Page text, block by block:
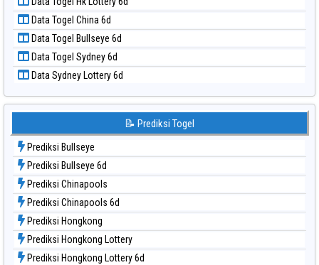
Data Togel North Carolina Day
Data Togel Pcso
Data Togel Sao Paulo
Data Togel Singapore
Data Togel Sydney
Data Togel Sydney Lottery
Data Togel Sydney Lottery 6d
Data Togel Sydney Lotto
Data Togel Sydney Pools 6d
Data Togel Taipei
Data Togel Taiwan
Data Togel China 6d
Data Togel Bullseye 6d
Data Togel Sydney 6d
Data Sydney Lottery 6d
📝 Prediksi Togel
Prediksi Bullseye
Prediksi Bullseye 6d
Prediksi Chinapools
Prediksi Chinapools 6d
Prediksi Hongkong
Prediksi Hongkong Lottery
Prediksi Hongkong Lottery 6d